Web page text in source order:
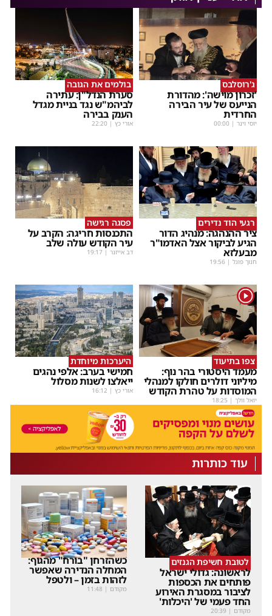
ג'רוסלבס
'זכרון מוישה': מהדורת
הנייעס של עיר הבירה
החרדית
יוסי וינר |
00:00
בולמים את הגובה
סערת הנדל"ן: עתירה
לביהמ"ש נגד בניית מגדל
הענק בבירה
אורי כץ |
22:20
רגעי הוד נדירים
ציר ההנהגה: מנהיג הדור
הגיע לביקור אצל האדמו"ר
מבעלזא
חנוך פוגל |
19:56
פסגה רגישה
התכנסות חריגה: הקרב על
עיר הקודש עולה שלב
דב אייזנר |
19:17
1
צפו בתיעוד
מעמד היסטורי בהר נוף:
מיליוני דולרים חולקו למנהלי
המוסדות על טהרת הקודש
יואל וולך |
18:25
היערכות מיוחדת
חמישי בערב: אלפי נהגים
ייאלצו לשנות מסלול
אורי כץ |
16:12
עוד כותרות
לטובת חשיפת הגנזים
לראשונה: גדולי ישראל
פותחים את הכספות
לציבור במסגרת האירוע
החד פעמי של 'היכלות'
מקודם |
20:39
כשהזרחן "בורח" מהגוף:
המחלה הנדירה שאפשר
לזהות בזמן – ולטפל
מקודם |
11:48